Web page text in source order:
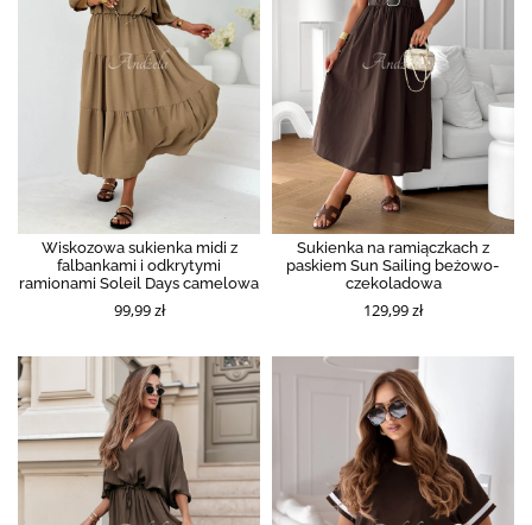
Wiskozowa sukienka midi z
falbankami i odkrytymi
ramionami Soleil Days camelowa
99,99 zł
Sukienka na ramiączkach z
paskiem Sun Sailing beżowo-
czekoladowa
129,99 zł